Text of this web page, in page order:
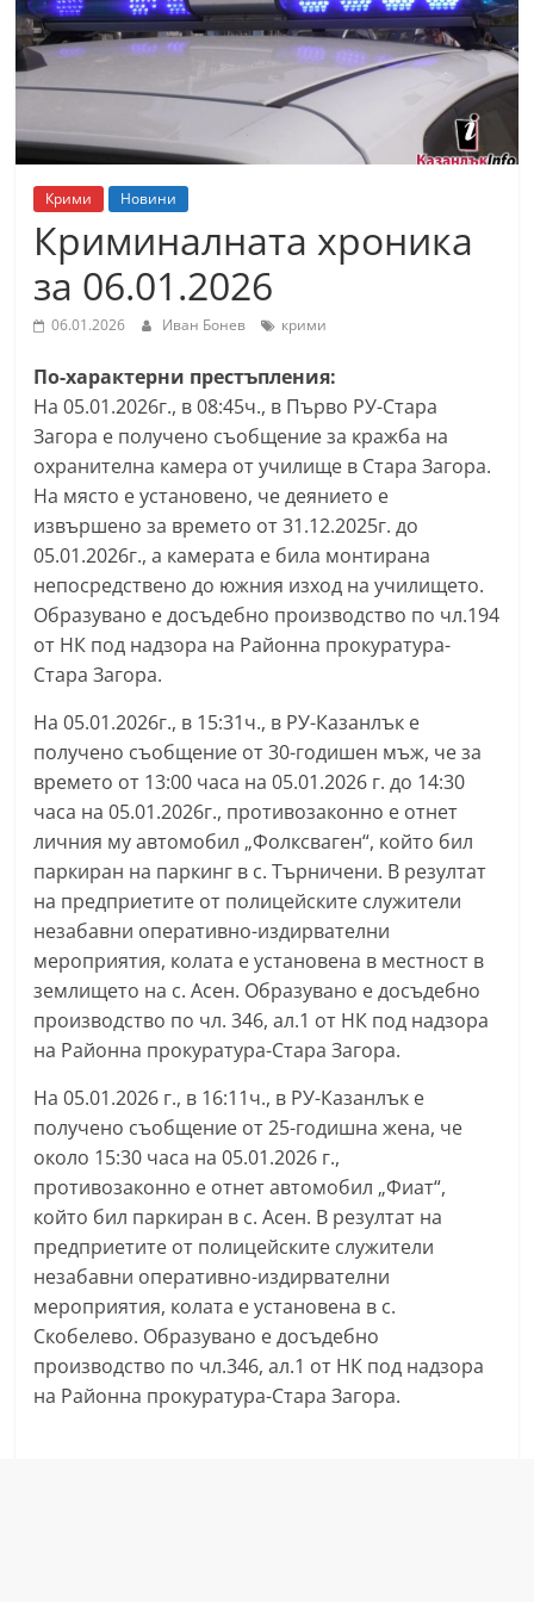
т
К
а
а
н
ъ
к
и
б
л
а
с
т
С
т
а
р
а
З
а
г
о
р
–
k
a
z
a
n
l
a
k
.
i
n
f
o
,
Крими Новини
Криминалната хроника
за 06.01.2026
06.01.2026 Иван Бонев крими
По-характерни престъпления:
На 05.01.2026г., в 08:45ч., в Първо РУ-Стара
Загора е получено съобщение за кражба на
охранителна камера от училище в Стара Загора.
На място е установено, че деянието е
извършено за времето от 31.12.2025г. до
05.01.2026г., а камерата е била монтирана
непосредствено до южния изход на училището.
Образувано е досъдебно производство по чл.194
от НК под надзора на Районна прокуратура-
Стара Загора.
На 05.01.2026г., в 15:31ч., в РУ-Казанлък е
получено съобщение от 30-годишен мъж, че за
времето от 13:00 часа на 05.01.2026 г. до 14:30
часа на 05.01.2026г., противозаконно е отнет
личния му автомобил „Фолксваген“, който бил
паркиран на паркинг в с. Търничени. В резултат
на предприетите от полицейските служители
незабавни оперативно-издирвателни
мероприятия, колата е установена в местност в
землището на с. Асен. Образувано е досъдебно
производство по чл. 346, ал.1 от НК под надзора
на Районна прокуратура-Стара Загора.
На 05.01.2026 г., в 16:11ч., в РУ-Казанлък е
получено съобщение от 25-годишна жена, че
около 15:30 часа на 05.01.2026 г.,
противозаконно е отнет автомобил „Фиат“,
който бил паркиран в с. Асен. В резултат на
предприетите от полицейските служители
незабавни оперативно-издирвателни
мероприятия, колата е установена в с.
Скобелево. Образувано е досъдебно
производство по чл.346, ал.1 от НК под надзора
на Районна прокуратура-Стара Загора.